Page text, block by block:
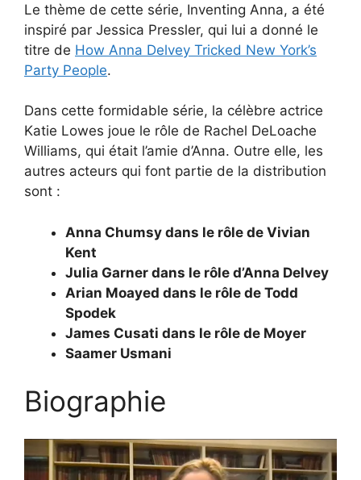
Le thème de cette série, Inventing Anna, a été
inspiré par Jessica Pressler, qui lui a donné le
titre de How Anna Delvey Tricked New York’s
Party People.
Dans cette formidable série, la célèbre actrice
Katie Lowes joue le rôle de Rachel DeLoache
Williams, qui était l’amie d’Anna. Outre elle, les
autres acteurs qui font partie de la distribution
sont :
Anna Chumsy dans le rôle de Vivian
Kent
Julia Garner dans le rôle d’Anna Delvey
Arian Moayed dans le rôle de Todd
Spodek
James Cusati dans le rôle de Moyer
Saamer Usmani
Biographie